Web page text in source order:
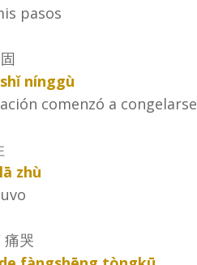
pasos
nínggù
comenzó a congelarse
zhù
痛哭